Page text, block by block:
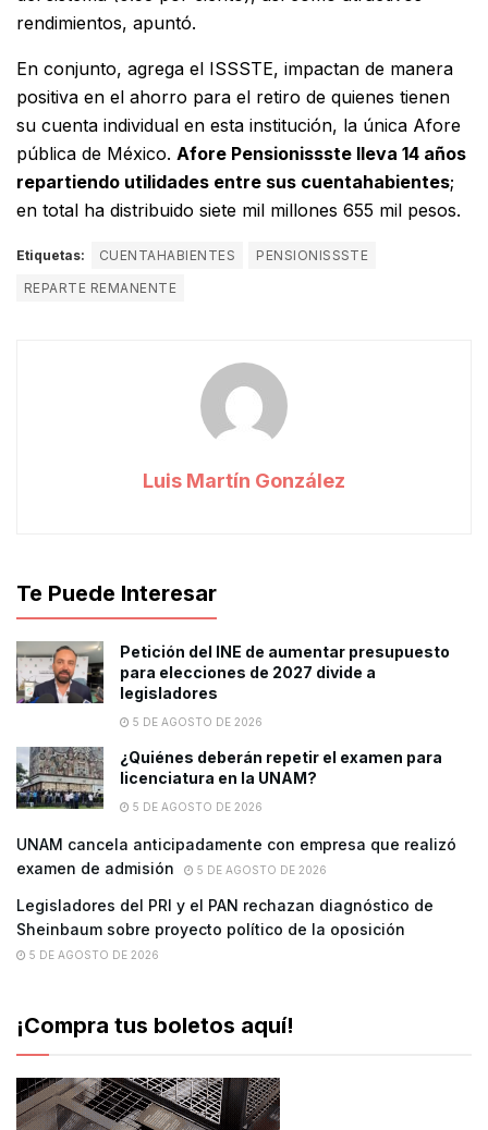
rendimientos, apuntó.
En conjunto, agrega el ISSSTE, impactan de manera
positiva en el ahorro para el retiro de quienes tienen
su cuenta individual en esta institución, la única Afore
pública de México. Afore Pensionissste lleva 14 años
repartiendo utilidades entre sus cuentahabientes;
en total ha distribuido siete mil millones 655 mil pesos.
Etiquetas: CUENTAHABIENTES
PENSIONISSSTE
REPARTE REMANENTE
Luis Martín González
Te Puede Interesar
Petición del INE de aumentar presupuesto
para elecciones de 2027 divide a
legisladores
5 DE AGOSTO DE 2026
¿Quiénes deberán repetir el examen para
licenciatura en la UNAM?
5 DE AGOSTO DE 2026
UNAM cancela anticipadamente con empresa que realizó
examen de admisión
5 DE AGOSTO DE 2026
Legisladores del PRI y el PAN rechazan diagnóstico de
Sheinbaum sobre proyecto político de la oposición
5 DE AGOSTO DE 2026
¡Compra tus boletos aquí!